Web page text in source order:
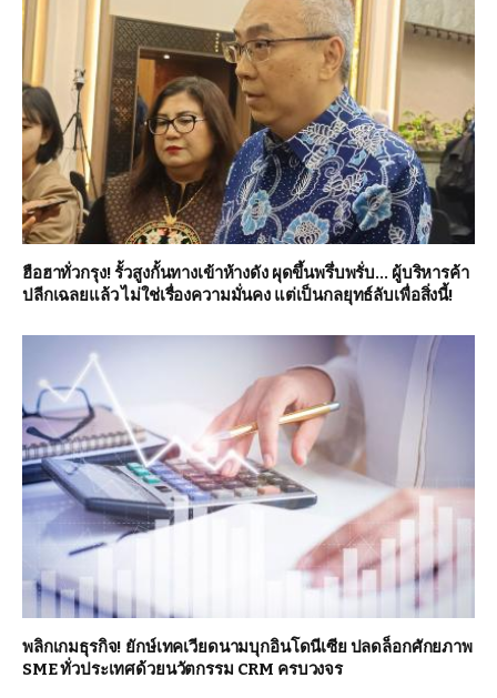
ฮือฮาทั่วกรุง! รั้วสูงกั้นทางเข้าห้างดัง ผุดขึ้นพรึ่บพรั่บ… ผู้บริหารค้า
ปลีกเฉลยแล้ว ไม่ใช่เรื่องความมั่นคง แต่เป็นกลยุทธ์ลับเพื่อสิ่งนี้!
พลิกเกมธุรกิจ! ยักษ์เทคเวียดนามบุกอินโดนีเซีย ปลดล็อกศักยภาพ
SME ทั่วประเทศด้วยนวัตกรรม CRM ครบวงจร